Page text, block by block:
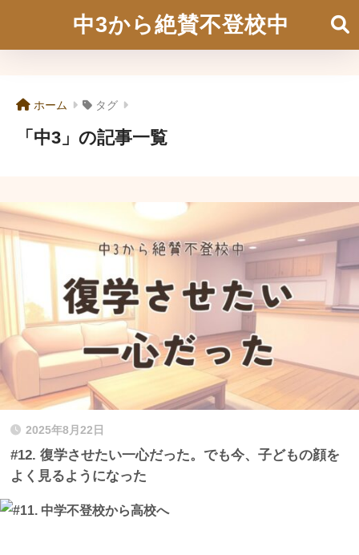
中3から絶賛不登校中
ホーム タグ
「中3」の記事一覧
2025年8月22日
#12. 復学させたい一心だった。でも今、子どもの顔を
よく見るようになった